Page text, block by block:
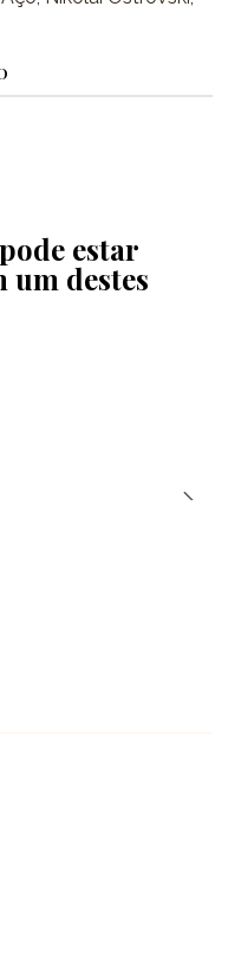
estar
um destes